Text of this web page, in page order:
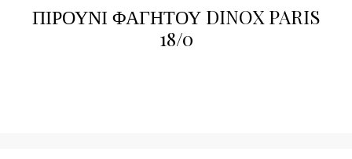
ΠΙΡΟΥΝΙ ΦΑΓΗΤΟΥ DINOX PARIS
18/0